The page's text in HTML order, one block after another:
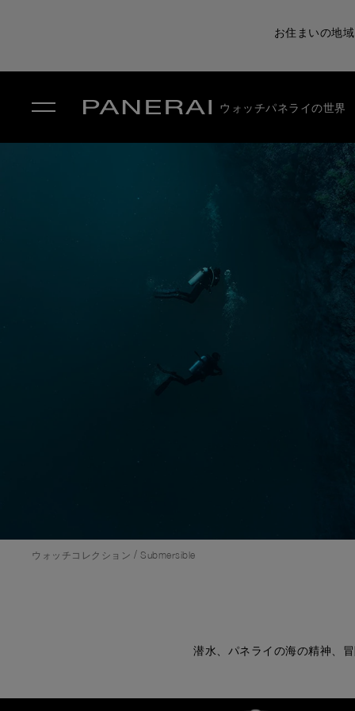
お住まいの地
ウォッチパネライの世界
ウォッチコレクション / Submersible
潜水、パネライの海の精神、